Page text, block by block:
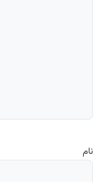
نام